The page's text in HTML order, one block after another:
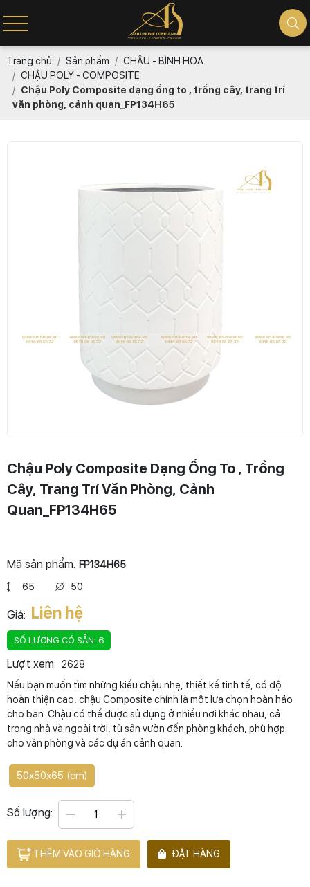
Trang chủ Sản phẩm
CHẬU - BÌNH HOA
CHẬU POLY - COMPOSITE
Chậu Poly Composite dạng ống to , trồng cây, trang trí
văn phòng, cảnh quan_FP134H65
Chậu Poly Composite Dạng Ống To , Trồng
Cây, Trang Trí Văn Phòng, Cảnh
Quan_FP134H65
Mã sản phẩm: FP134H65
65 50
Giá: Liên hệ
SỐ LƯỢNG CÓ SẴN: 6
Lượt xem:
2628
Nếu bạn muốn tìm những kiểu chậu nhẹ, thiết kế tinh tế, có độ
hoàn thiện cao, chậu Composite chính là một lựa chọn hoàn hảo
cho bạn. Chậu có thể được sử dụng ở nhiều nơi khác nhau, cả
trong nhà và ngoài trời, từ sân vườn đến phòng khách, phù hợp
cho văn phòng và các dự án cảnh quan.
50x50x65 (cm)
Số lượng:
THÊM VÀO GIỎ HÀNG ĐẶT HÀNG